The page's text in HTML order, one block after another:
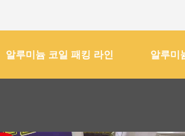
알루미늄 코일 패킹 라인 알루미